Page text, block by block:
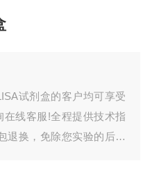
试剂盒的客户均可享受
线客服!全程提供技术指
退换，免除您实验的后顾